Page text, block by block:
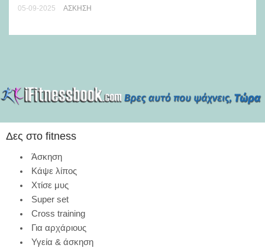
05-09-2025 ΆΣΚΗΣΗ
Δες στο fitness
Άσκηση
Κάψε λίπος
Χτίσε μυς
Super set
Cross training
Για αρχάριους
Υγεία & άσκηση